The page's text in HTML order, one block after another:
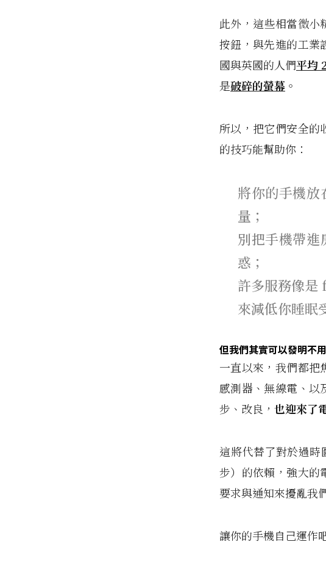
此外，這些相當微小
按鈕，與先進的工業
國與英國的人們平均
是破碎的螢幕 。
所以，把它們安全的
的技巧能幫助你：
將你的手機放
量；
別把手機帶
惑；
許多服務像
來減低你睡眠
但我們其實可以發明不
一直以來，我們都把
感測器、無線電、以
步、改良， 也迎來了
這將代替了對於過
步）的依賴，強大的
要求與通知來擾亂我
讓你的手機自己運作